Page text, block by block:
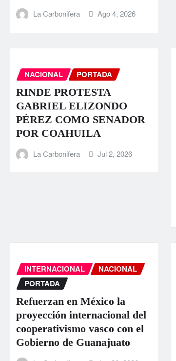
La Carbonifera Ago 4, 2026
NACIONAL PORTADA
RINDE PROTESTA
GABRIEL ELIZONDO
PÉREZ COMO SENADOR
POR COAHUILA
La Carbonifera Jul 2, 2026
INTERNACIONAL
NACIONAL
PORTADA
Refuerzan en México la
proyección internacional del
cooperativismo vasco con el
Gobierno de Guanajuato